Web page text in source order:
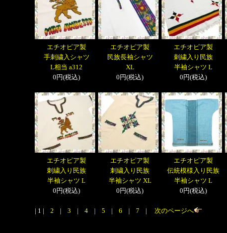
エチオピア製
手刺繍入シャツ
L相当 a312
0円(税込)
エチオピア製
民族長袖シャツ
XL
0円(税込)
エチオピア製
刺繍入り民族
半袖シャツ L
0円(税込)
エチオピア製
刺繍入り民族
半袖シャツ L
0円(税込)
エチオピア製
刺繍入り民族
半袖シャツ XL
0円(税込)
エチオピア製
伝統模様入り民族
半袖シャツ L
0円(税込)
| 1 | 2 | 3 | 4 | 5 | 6 | 7 | 次のページへ